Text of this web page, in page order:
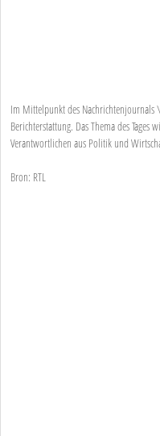
Im Mittelpunkt des
Berichterstattung. Das Thema des
Verantwortlichen aus Politik und
Bron: RTL